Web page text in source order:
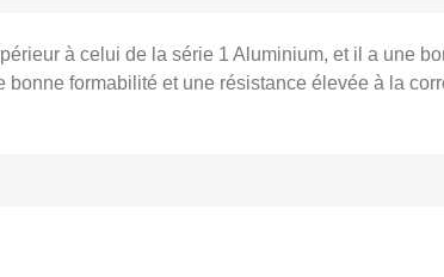
à celui de la série 1 Aluminium, et il a une
formabilité et une résistance élevée à la